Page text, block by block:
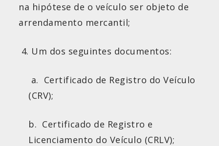
na hipótese de o veículo ser objeto de
arrendamento mercantil;
4. Um dos seguintes documentos:
a. Certificado de Registro do Veículo
(CRV);
b. Certificado de Registro e
Licenciamento do Veículo (CRLV);